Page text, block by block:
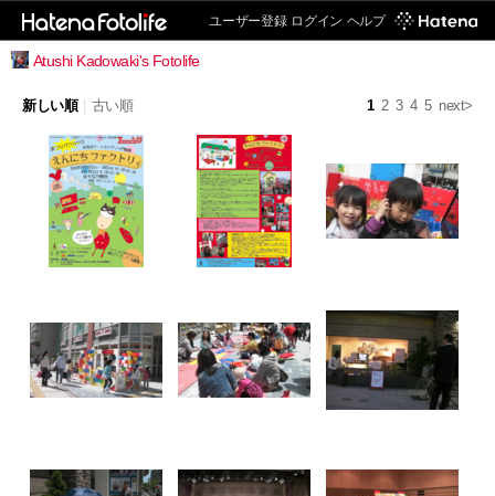
ユーザー登録 ログイン ヘルプ
Atushi Kadowaki's Fotolife
1 2 3 4 5 next>
新しい順 古い順